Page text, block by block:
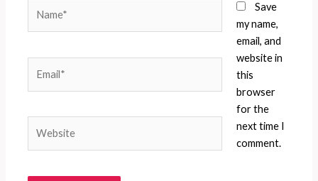
Save
my name,
email, and
website in
this
browser
for the
next time I
comment.